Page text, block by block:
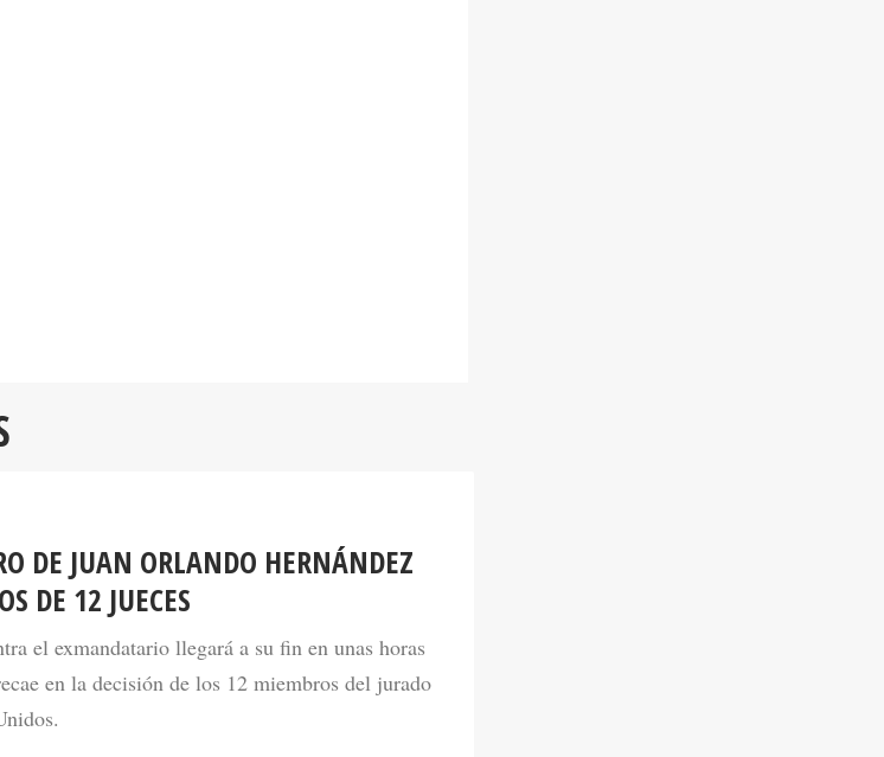
DE JUAN ORLANDO HERNÁNDEZ
DE 12 JUECES
el exmandatario llegará a su fin en unas horas
en la decisión de los 12 miembros del jurado